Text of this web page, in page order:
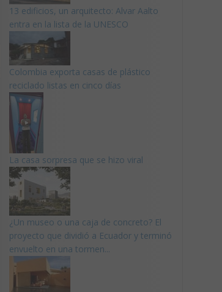
13 edificios, un arquitecto: Alvar Aalto
entra en la lista de la UNESCO
Colombia exporta casas de plástico
reciclado listas en cinco días
La casa sorpresa que se hizo viral
¿Un museo o una caja de concreto? El
proyecto que dividió a Ecuador y terminó
envuelto en una tormen...